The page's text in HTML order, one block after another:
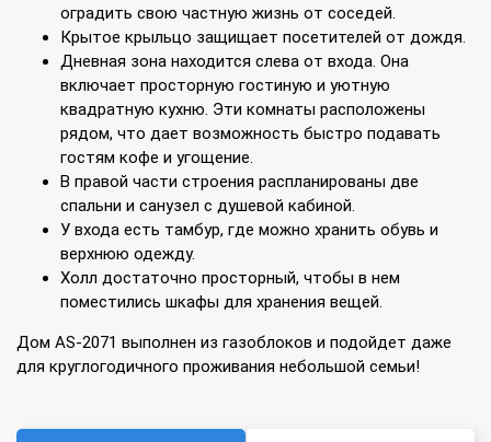
оградить свою частную жизнь от соседей.
Крытое крыльцо защищает посетителей от дождя.
Дневная зона находится слева от входа. Она
включает просторную гостиную и уютную
квадратную кухню. Эти комнаты расположены
рядом, что дает возможность быстро подавать
гостям кофе и угощение.
В правой части строения распланированы две
спальни и санузел с душевой кабиной.
У входа есть тамбур, где можно хранить обувь и
верхнюю одежду.
Холл достаточно просторный, чтобы в нем
поместились шкафы для хранения вещей.
Дом AS-2071 выполнен из газоблоков и подойдет даже
для круглогодичного проживания небольшой семьи!